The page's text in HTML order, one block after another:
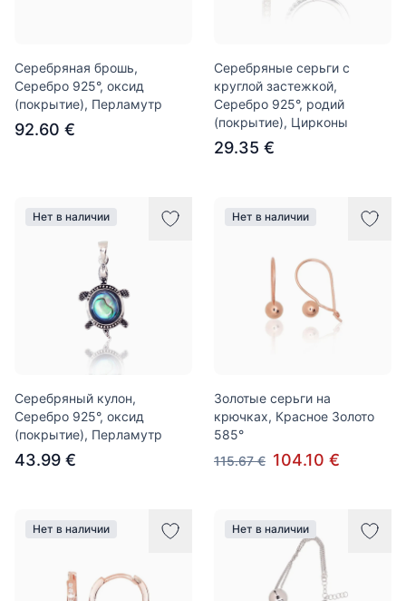
Серебряная брошь,
Серебро 925°, оксид
(покрытие), Перламутр
92.60 €
Серебряные серьги с
круглой застежкой,
Серебро 925°, родий
(покрытие), Цирконы
29.35 €
Нет в наличии
Серебряный кулон,
Серебро 925°, оксид
(покрытие), Перламутр
43.99 €
Нет в наличии
Золотые серьги на
крючках, Красное Золото
585°
115.67 € 104.10 €
Нет в наличии Нет в наличии